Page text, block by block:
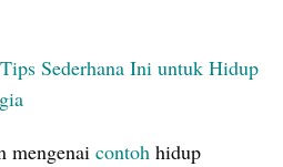
Sederhana Ini untuk Hidup
mengenai contoh hidup